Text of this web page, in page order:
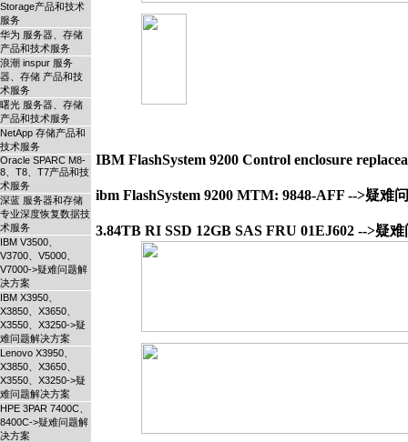
Storage产品和技术
服务
华为 服务器、存储
产品和技术服务
浪潮 inspur 服务
器、存储 产品和技
术服务
曙光 服务器、存储
产品和技术服务
NetApp 存储产品和
技术服务
Oracle SPARC M8-
8、T8、T7产品和技
术服务
深蓝 服务器和存储
专业深度恢复数据技
术服务
IBM V3500、
V3700、V5000、
V7000->疑难问题解
决方案
IBM X3950、
X3850、X3650、
X3550、X3250->疑
难问题解决方案
Lenovo X3950、
X3850、X3650、
X3550、X3250->疑
难问题解决方案
HPE 3PAR 7400C、
8400C->疑难问题解
决方案
IBM FlashSystem 9200 Control enclosure
ibm FlashSystem 9200 MTM: 9848-AFF -->疑难